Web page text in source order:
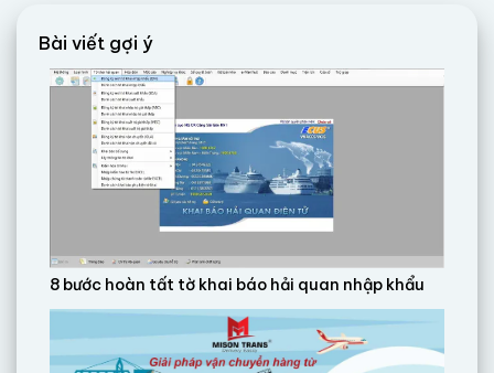
Bài viết gợi ý
8 bước hoàn tất tờ khai báo hải quan nhập khẩu